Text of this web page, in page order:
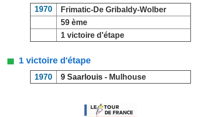
1970
Frimatic-De Gribaldy-Wolber
59 ème
1 victoire d'étape
1 victoire d'étape
1970 9 Saarlouis - Mulhouse